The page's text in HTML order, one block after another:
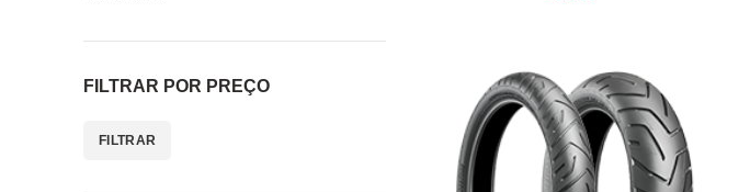
FILTRAR POR PREÇO
FILTRAR